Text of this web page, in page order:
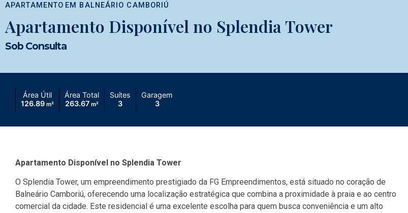
APARTAMENTO EM BALNEÁRIO CAMBORIÚ
Apartamento Disponível no Splendia Tower
Sob Consulta
Área Útil
126.89 m²
Área Total
263.67 m²
Suítes
3
Garagem
3
Apartamento Disponível no Splendia Tower
O Splendia Tower, um empreendimento prestigiado da FG Empreendimentos, está situado no coração de
Balneário Camboriú, oferecendo uma localização estratégica que combina a proximidade à praia e ao centro
comercial da cidade. Este residencial é uma excelente escolha para quem busca conveniência e um alto